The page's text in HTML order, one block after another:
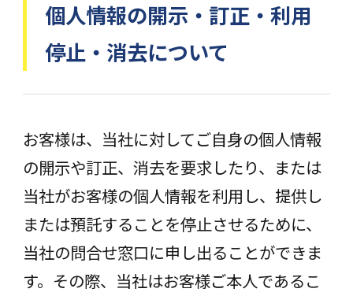
個人情報の開示・訂正・利用
停止・消去について
お客様は、当社に対してご自身の個人情報
の開示や訂正、消去を要求したり、または
当社がお客様の個人情報を利用し、提供し
または預託することを停止させるために、
当社の問合せ窓口に申し出ることができま
す。その際、当社はお客様ご本人であるこ